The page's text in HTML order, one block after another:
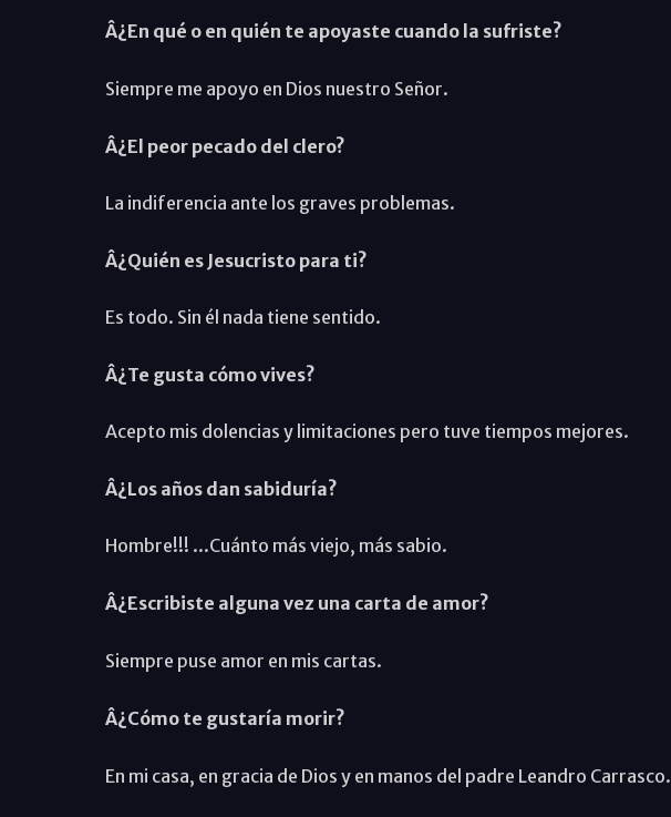
Â¿En qué o en quién te apoyaste cuando la sufriste?
Siempre me apoyo en Dios nuestro Señor.
Â¿El peor pecado del clero?
La indiferencia ante los graves problemas.
Â¿Quién es Jesucristo para ti?
Es todo. Sin él nada tiene sentido.
Â¿Te gusta cómo vives?
Acepto mis dolencias y limitaciones pero tuve tiempos mejores.
Â¿Los años dan sabiduría?
Hombre!!! ...Cuánto más viejo, más sabio.
Â¿Escribiste alguna vez una carta de amor?
Siempre puse amor en mis cartas.
Â¿Cómo te gustaría morir?
En mi casa, en gracia de Dios y en manos del padre Leandro Carrasco.